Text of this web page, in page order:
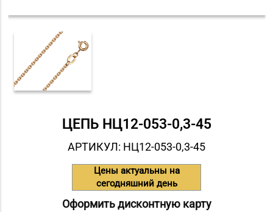
ЦЕПЬ НЦ12-053-0,3-45
АРТИКУЛ: НЦ12-053-0,3-45
Цены актуальны на
сегодняшний день
Оформить дисконтную карту